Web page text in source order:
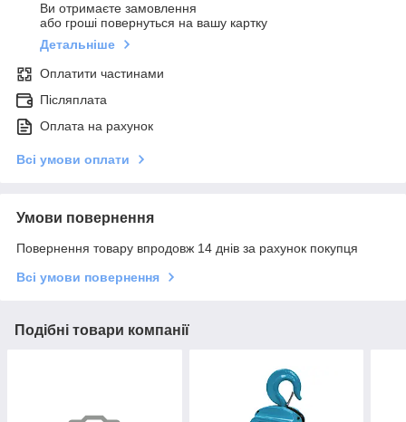
Ви отримаєте замовлення
або гроші повернуться на вашу картку
Детальніше
Оплатити частинами
Післяплата
Оплата на рахунок
Всі умови оплати
Умови повернення
Повернення товару впродовж 14 днів за рахунок покупця
Всі умови повернення
Подібні товари компанії